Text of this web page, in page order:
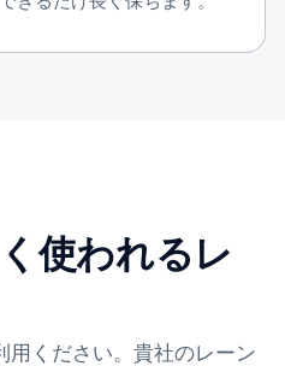
使われるレ
用ください。貴社のレーン